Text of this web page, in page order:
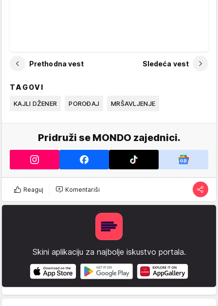
Prethodna vest Sledeća vest
TAGOVI
KAJLI DŽENER POROĐAJ MRŠAVLJENJE
Pridruži se MONDO zajednici.
Reaguj Komentariši
Skini aplikaciju za najbolje iskustvo portala.